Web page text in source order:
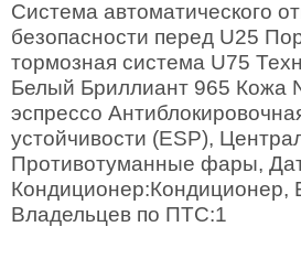
Система автоматического
безопасности перед U25
тормозная система U75
Белый Бриллиант 965 Кожа
эспрессо
устойчивости (ESP),
Противотуманные фары,
Кондиционер:Кондиционер,
Владельцев по ПТС:1